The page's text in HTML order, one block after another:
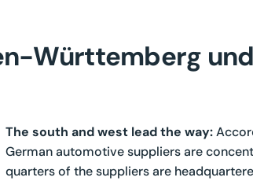
Württemberg
The south and west lead the way:
German automotive suppliers are
quarters of the suppliers are